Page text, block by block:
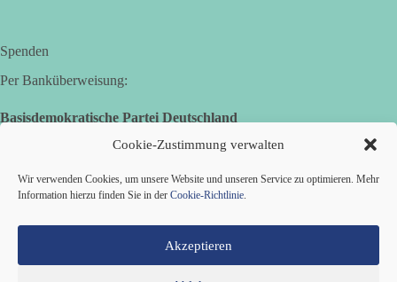
Cookie-Zustimmung verwalten
Wir verwenden Cookies, um unsere Website und unseren Service zu optimieren. Mehr
Information hierzu finden Sie in der Cookie-Richtlinie.
Akzeptieren
Spenden
Per Banküberweisung:
Basisdemokratische Partei Deutschland
IBAN: DE16 6539 0120 0434 1370 06
BIC: GENODES1EBI